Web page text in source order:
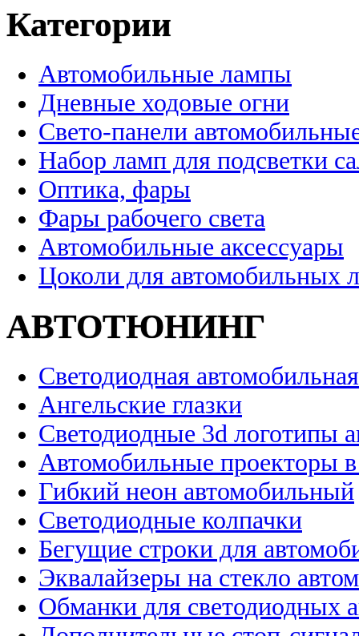
Категории
Автомобильные лампы
Дневные ходовые огни
Свето-панели
Набор ламп для подсветки
Оптика, фары
Фары рабочего света
Автомобильные аксессуары
Цоколи для автомобильных
АВТОТЮНИНГ
Светодиодная
Ангельские глазки
Светодиодные 3d логотипы
Автомобильные проекторы
Гибкий неон автомобильный
Светодиодные колпачки
Бегущие строки для
Эквалайзеры на стекло
Обманки для светодиодных